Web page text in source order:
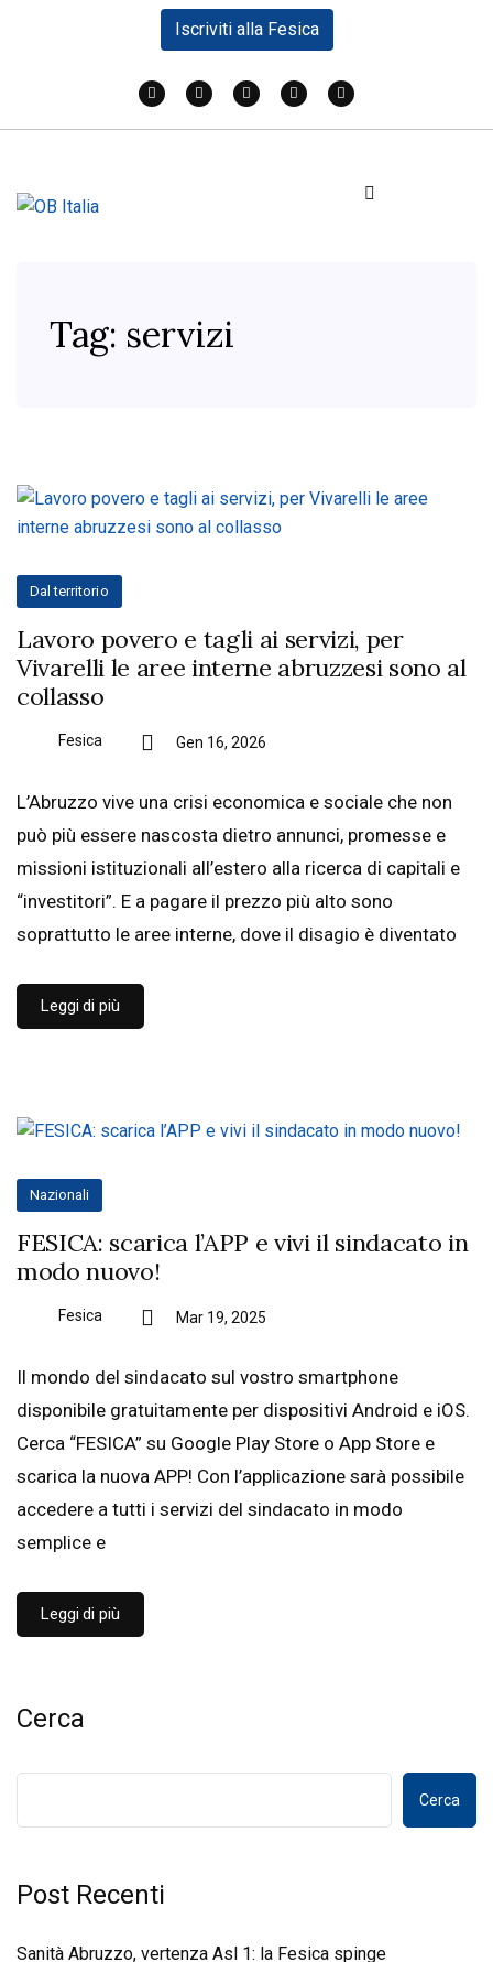
Iscriviti alla Fesica
Tag: servizi
Dal territorio
Lavoro povero e tagli ai servizi, per
Vivarelli le aree interne abruzzesi sono al
collasso
Fesica Gen 16, 2026
L’Abruzzo vive una crisi economica e sociale che non
può più essere nascosta dietro annunci, promesse e
missioni istituzionali all’estero alla ricerca di capitali e
“investitori”. E a pagare il prezzo più alto sono
soprattutto le aree interne, dove il disagio è diventato
Leggi di più
Nazionali
FESICA: scarica l’APP e vivi il sindacato in
modo nuovo!
Fesica Mar 19, 2025
Il mondo del sindacato sul vostro smartphone
disponibile gratuitamente per dispositivi Android e iOS.
Cerca “FESICA” su Google Play Store o App Store e
scarica la nuova APP! Con l’applicazione sarà possibile
accedere a tutti i servizi del sindacato in modo
semplice e
Leggi di più
Cerca
Cerca
Post Recenti
Sanità Abruzzo, vertenza Asl 1: la Fesica spinge